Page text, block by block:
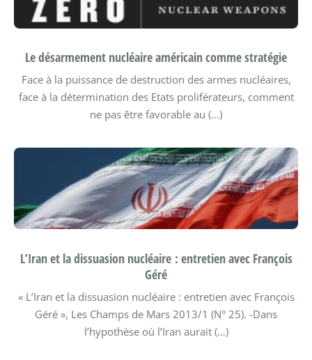
Le désarmement nucléaire américain comme stratégie
Face à la puissance de destruction des armes nucléaires,
face à la détermination des Etats proliférateurs, comment
ne pas être favorable au (…)
L’Iran et la dissuasion nucléaire : entretien avec François
Géré
« L’Iran et la dissuasion nucléaire : entretien avec François
Géré », Les Champs de Mars 2013/1 (N° 25). -Dans
l’hypothèse où l’Iran aurait (…)